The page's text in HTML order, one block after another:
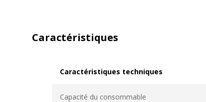
Caractéristiques
Caractéristiques techniques
Capacité du consommable